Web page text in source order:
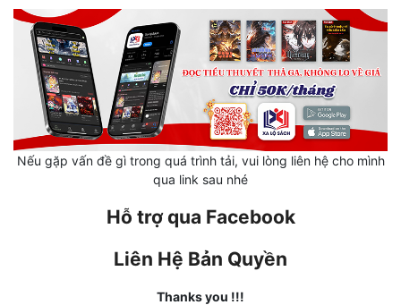
Cung Đấu
Cạnh Kỹ
Cổ Tiên Hiệp
Cổ Đại
Nếu gặp vấn đề gì trong quá trình tải, vui lòng liên hệ cho mình
qua link sau nhé
Hỗ trợ qua Facebook
Liên Hệ Bản Quyền
Thanks you !!!